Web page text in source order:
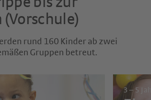
(Vorschule)
rund 160 Kinder ab zwei
Gruppen betreut.
3 – 5